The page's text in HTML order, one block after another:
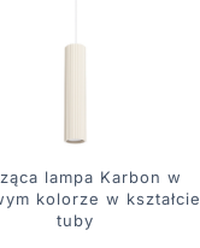
lampa Karbon w
kolorze w kształcie
tuby